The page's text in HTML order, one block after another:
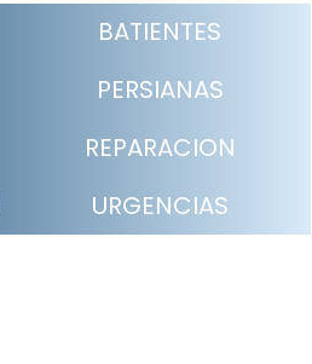
BATIENTES
PERSIANAS
REPARACION
URGENCIAS